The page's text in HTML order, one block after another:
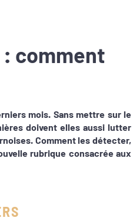
comment
mois. Sans mettre sur le
doivent elles aussi lutter
Comment les détecter,
rubrique consacrée aux